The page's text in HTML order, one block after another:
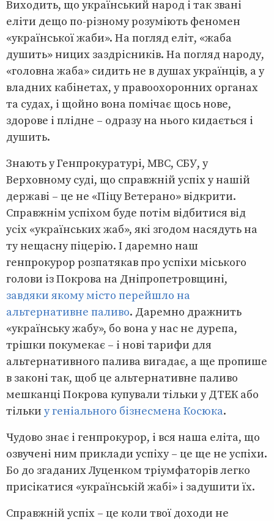
Виходить, що український народ і так звані
еліти дещо по-різному розуміють феномен
«української жаби». На погляд еліт, «жаба
душить» ницих заздрісників. На погляд народу,
«головна жаба» сидить не в душах українців, а у
владних кабінетах, у правоохоронних органах
та судах, і щойно вона помічає щось нове,
здорове і плідне – одразу на нього кидається і
душить.
Знають у Генпрокуратурі, МВС, СБУ, у
Верховному суді, що справжній успіх у нашій
державі – це не «Піцу Ветерано» відкрити.
Справжнім успіхом буде потім відбитися від
усіх «українських жаб», які згодом насядуть на
ту нещасну піцерію. І даремно наш
генпрокурор розпатякав про успіхи міського
голови із Покрова на Дніпропетровщині,
завдяки якому місто перейшло на
альтернативне паливо. Даремно дражнить
«українську жабу», бо вона у нас не дурепа,
трішки покумекає – і нові тарифи для
альтернативного палива вигадає, а ще пропише
в законі так, щоб це альтернативне паливо
мешканці Покрова купували тільки у ДТЕК або
тільки у геніального бізнесмена Косюка.
Чудово знає і генпрокурор, і вся наша еліта, що
озвучені ним приклади успіху – це ще не успіхи.
Бо до згаданих Луценком тріумфаторів легко
присікатися «українській жабі» і задушити їх.
Справжній успіх – це коли твої доходи не